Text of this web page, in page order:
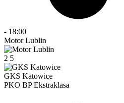
- 18:00
Motor Lublin
2 5
GKS Katowice
PKO BP Ekstraklasa